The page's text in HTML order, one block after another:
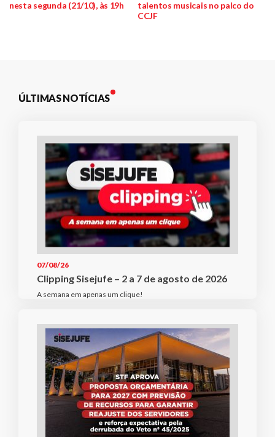
de
nesta segunda (21/10), às 19h
talentos musicais no palco do
CCJF
ÚLTIMAS NOTÍCIAS
07/08/26
Clipping Sisejufe – 2 a 7 de agosto de 2026
A semana em apenas um clique!